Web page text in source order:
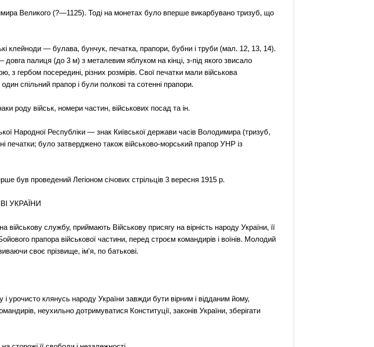
Великого (?—1125). Тоді на монетах було вперше викарбувано тризуб, що
клейноди — булава, бунчук, печатка, прапори, бубни і труби (мал. 12, 13, 14).
палиця (до 3 м) з металевим яблуком на кінці, з-під якого звисало
з гербом посередині, різних розмірів. Свої печатки мали військова
спільний прапор і були полкові та сотенні прапори.
роду військ, номери частин, військових посад та ін.
Народної Республіки — знак Київської держави часів Володимира (тризуб,
печатки; було затверджено також військово-морський прапор УНР із
був проведений Легіоном січових стрільців 3 вересня 1915 р.
УКРАЇНИ
військову службу, приймають Військову присягу на вірність народу України, її
прапора військової частини, перед строєм командирів і воїнів. Молодий
своє прізвище, ім'я, по батькові.
урочисто клянусь народу України завжди бути вірним і відданим йому,
неухильно дотримуватися Конституції, законів України, зберігати